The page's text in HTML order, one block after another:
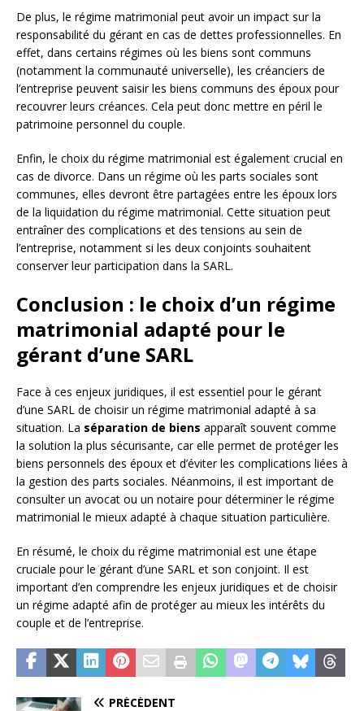
De plus, le régime matrimonial peut avoir un impact sur la
responsabilité du gérant en cas de dettes professionnelles. En
effet, dans certains régimes où les biens sont communs
(notamment la communauté universelle), les créanciers de
l’entreprise peuvent saisir les biens communs des époux pour
recouvrer leurs créances. Cela peut donc mettre en péril le
patrimoine personnel du couple.
Enfin, le choix du régime matrimonial est également crucial en
cas de divorce. Dans un régime où les parts sociales sont
communes, elles devront être partagées entre les époux lors
de la liquidation du régime matrimonial. Cette situation peut
entraîner des complications et des tensions au sein de
l’entreprise, notamment si les deux conjoints souhaitent
conserver leur participation dans la SARL.
Conclusion : le choix d’un régime
matrimonial adapté pour le
gérant d’une SARL
Face à ces enjeux juridiques, il est essentiel pour le gérant
d’une SARL de choisir un régime matrimonial adapté à sa
situation. La séparation de biens apparaît souvent comme
la solution la plus sécurisante, car elle permet de protéger les
biens personnels des époux et d’éviter les complications liées à
la gestion des parts sociales. Néanmoins, il est important de
consulter un avocat ou un notaire pour déterminer le régime
matrimonial le mieux adapté à chaque situation particulière.
En résumé, le choix du régime matrimonial est une étape
cruciale pour le gérant d’une SARL et son conjoint. Il est
important d’en comprendre les enjeux juridiques et de choisir
un régime adapté afin de protéger au mieux les intérêts du
couple et de l’entreprise.
PRÉCÉDENT